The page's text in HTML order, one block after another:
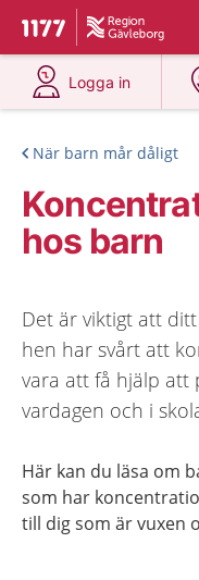
Till startsidan för 1177
Du har valt
Logga in
på 1177.se
När barn mår dåligt
hos barn
Det är viktigt att
hen har svårt att
vara att få hjälp
vardagen och i
Här kan du läsa om
som har
till dig som är vuxen